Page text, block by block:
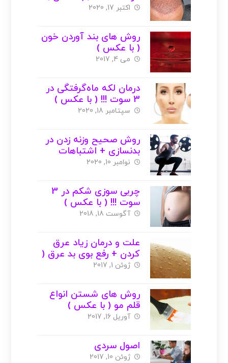
اکتبر 17, 2020
روش های بند آوردن خون
( با عکس )
می 4, 2017
درمان لکه ماه‌گرفتگی در
3 سوت !!! ( با عکس )
سپتامبر 18, 2020
روش صحیح وزنه زدن در
بدنسازی + اشتباهات
نوامبر 10, 2020
چربی سوزی شکم در 3
سوت !!! ( با عکس )
آگوست 18, 2018
علت و درمان زیاد عرق
کردن + رفع بوی بد عرق (
با عکس )
ژوئن 1, 2017
روش های شستن انواع
قلم مو ( با عکس )
آوریل 16, 2017
اصول سردی
ژوئن 10, 2017